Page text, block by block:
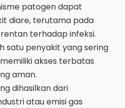
patogen dapat
diare, terutama pada
terhadap infeksi.
satu penyakit yang sering
akses terbatas
aman.
dihasilkan dari
atau emisi gas